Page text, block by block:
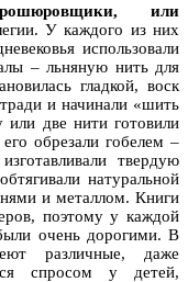
или
У каждого из них
использовали
– льняную нить для
гладкой, воск
и начинали «шить
две нити готовили
обрезали гобелем –
твердую
натуральной
и металлом. Книги
поэтому у каждой
очень дорогими. В
различные, даже
спросом у детей,